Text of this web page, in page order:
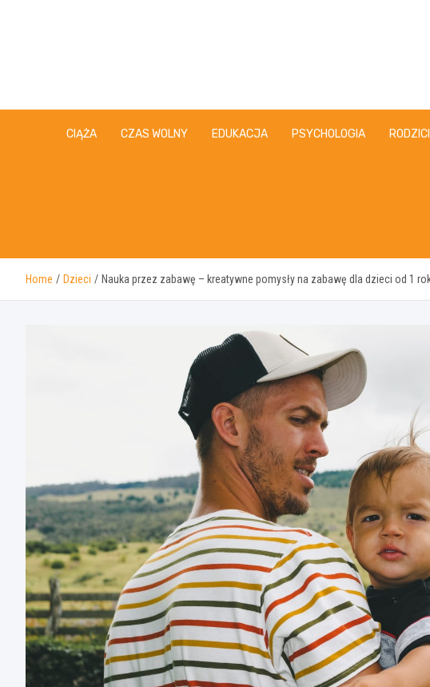
CIĄŻA CZAS WOLNY EDUKACJA PSYCHOLOGIA
Home Dzieci Nauka przez zabawę – kreatywne pomysły na zabawę dla dzieci od 1